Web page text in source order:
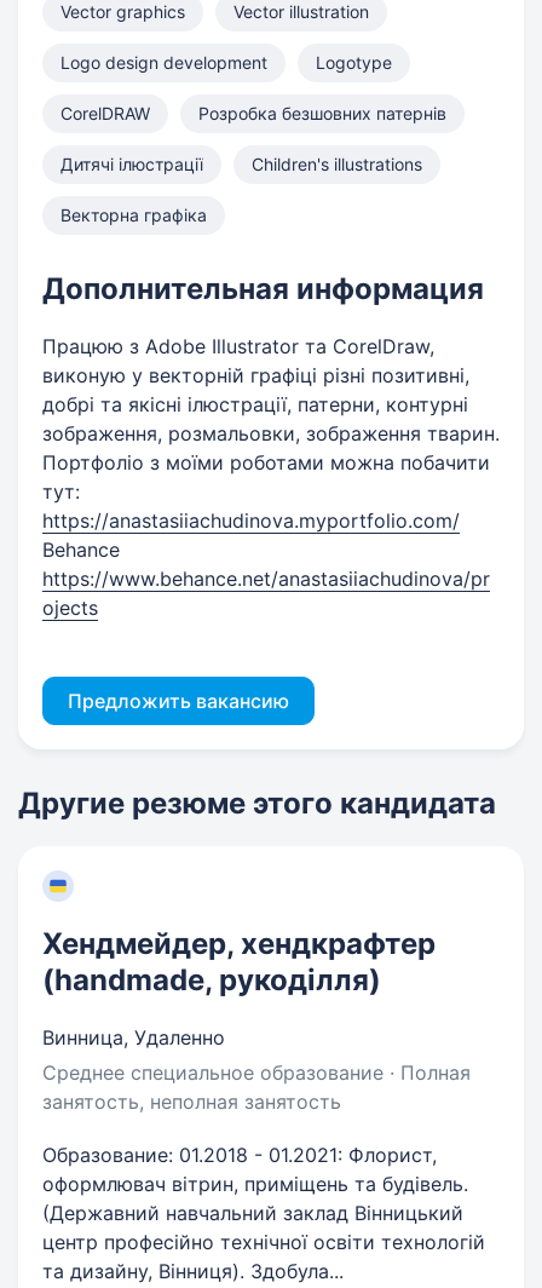
Vector graphics Vector illustration
Logo design development Logotype
CorelDRAW Розробка безшовних патернів
Дитячі ілюстрації Children's illustrations
Векторна графіка
Дополнительная информация
Працюю з Adobe Illustrator та CorelDraw,
виконую у векторній графіці різні позитивні,
добрі та якісні ілюстрації, патерни, контурні
зображення, розмальовки, зображення тварин.
Портфоліо з моїми роботами можна побачити
тут:
https://anastasiiachudinova.myportfolio.com/
Behance
https://www.behance.net/anastasiiachudinova/pr
ojects
Предложить вакансию
Другие резюме этого кандидата
Хендмейдер, хендкрафтер
(handmade, рукоділля)
Винница, Удаленно
Среднее специальное образование · Полная
занятость, неполная занятость
Образование: 01.2018 - 01.2021: Флорист,
оформлювач вітрин, приміщень та будівель.
(Державний навчальний заклад Вінницький
центр професійно технічної освіти технологій
та дизайну, Вінниця). Здобула...